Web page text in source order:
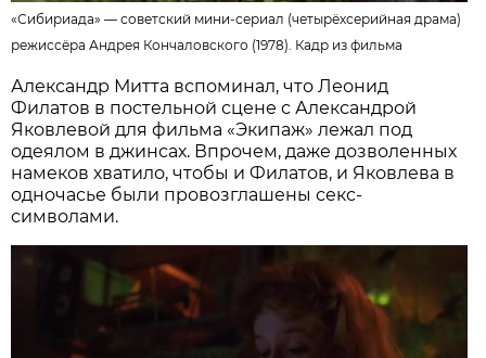
«Сибириада» — советский мини-сериал (четырёхсерийная драма)
режиссёра Андрея Кончаловского (1978). Кадр из фильма
Александр Митта вспоминал, что Леонид
Филатов в постельной сцене с Александрой
Яковлевой для фильма «Экипаж» лежал под
одеялом в джинсах. Впрочем, даже дозволенных
намеков хватило, чтобы и Филатов, и Яковлева в
одночасье были провозглашены секс-
символами.